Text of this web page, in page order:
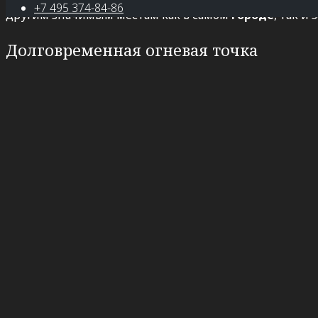
+7 495 374-84-86
другим значимым местам как в самом городе, так и
Долговременная огневая точка